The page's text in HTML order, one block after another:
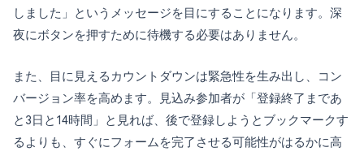
しました」というメッセージを目にすることになります。深
夜にボタンを押すために待機する必要はありません。
また、目に見えるカウントダウンは緊急性を生み出し、コン
バージョン率を高めます。見込み参加者が「登録終了まであ
と3日と14時間」と見れば、後で登録しようとブックマークす
るよりも、すぐにフォームを完了させる可能性がはるかに高